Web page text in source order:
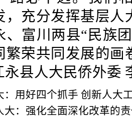
，充分发挥基层人
、富川两县“民族
繁荣共同发展的画
永县人大民侨外委
：用好四个抓手 创新人大
大：强化全面深化改革的